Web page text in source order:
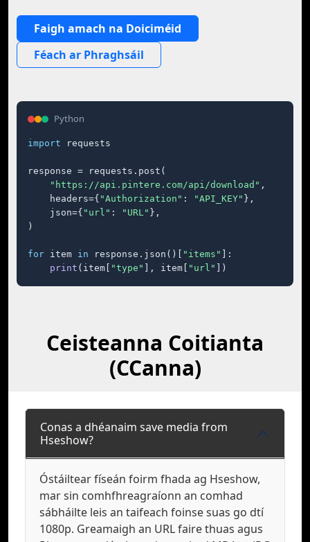
Faigh amach na Doiciméid
Féach ar Phraghsáil
Python
import requests
response = requests.post(
"https://api.pintere.com/api/download" ,
    headers={
"Authorization" : "API_KEY" },
    json={
"url" : "URL" },
)
for item in response.json()[ "items"
]:
print (item[ "type" ], item[ "url" ])
Ceisteanna Coitianta
(CCanna)
Conas a dhéanaim save media from
Hseshow?
Óstáiltear físeán foirm fhada ag Hseshow,
mar sin comhfhreagraíonn an comhad
sábháilte leis an taifeach foinse suas go dtí
1080p. Greamaigh an URL faire thuas agus